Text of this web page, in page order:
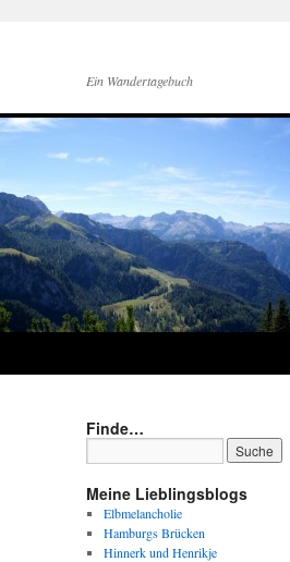
Ein Wandertagebuch
Finde…
Meine Lieblingsblogs
Elbmelancholie
Hamburgs Brücken
Hinnerk und Henrikje